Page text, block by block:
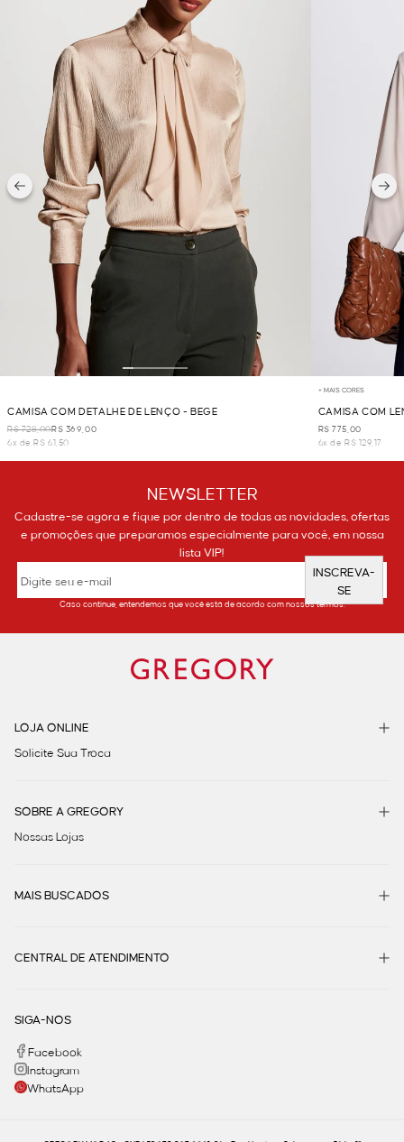
CAMISA COM DETALHE DE LENÇO - BEGE
R$ 728,00R$ 369,00
6x de R$ 61,50
+ MAIS CORES
CAMISA COM
R$ 775,00
6x de R$ 129,17
NEWSLETTER
Cadastre-se agora e fique por dentro de todas as novidades, ofertas
e promoções que preparamos especialmente para você, em nossa
lista VIP!
INSCREVA-
SE
Caso continue, entendemos que você está de acordo com nossos termos.
LOJA ONLINE
Solicite Sua Troca
SOBRE A GREGORY
Nossas Lojas
MAIS BUSCADOS
CENTRAL DE ATENDIMENTO
SIGA-NOS
Facebook
Instagram
WhatsApp